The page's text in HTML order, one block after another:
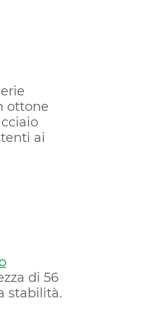
ottone
ai
di 56
stabilità.